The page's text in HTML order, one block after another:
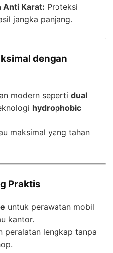
Anti Karat: Proteksi
jangka panjang.
dengan
modern seperti dual
hydrophobic
maksimal yang tahan
Praktis
untuk perawatan mobil
kantor.
peralatan lengkap tanpa